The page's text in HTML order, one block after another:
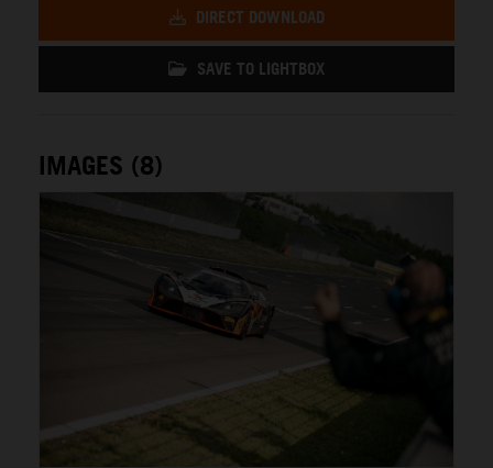
DIRECT DOWNLOAD
SAVE TO LIGHTBOX
IMAGES (8)